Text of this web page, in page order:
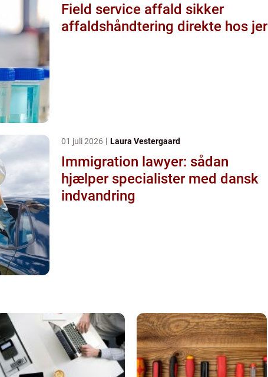
Field service affald sikker
affaldshåndtering direkte hos jer
01 juli 2026 Laura Vestergaard
Immigration lawyer: sådan
hjælper specialister med dansk
indvandring